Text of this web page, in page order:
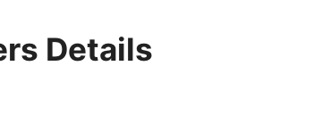
Details